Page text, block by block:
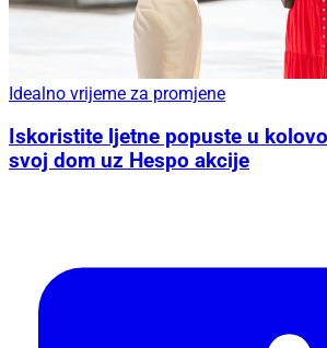
Idealno vrijeme za promjene
Iskoristite ljetne popuste u
svoj dom uz Hespo akcije